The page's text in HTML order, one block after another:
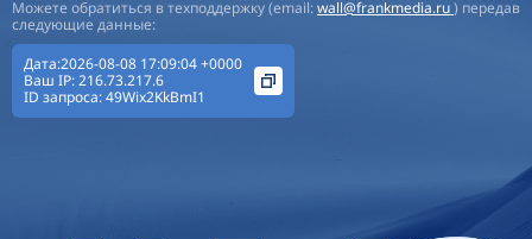
Можете обратиться в техподдержку (email:wall@frankmedia.ru) передав
следующие данные:
Дата:2026-08-08 17:09:04 +0000
Ваш IP:216.73.217.6
ID запроса:49Wix2KkBmI1